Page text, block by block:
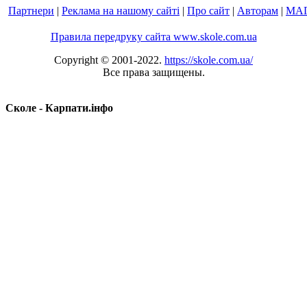
Партнери | Реклама на нашому сайті | Про сайт | Авторам |
Правила передруку сайта www.skole.com.ua
Copyright © 2001-2022. https://skole.com.ua/
Все права защищены.
Сколе - Карпати.інфо